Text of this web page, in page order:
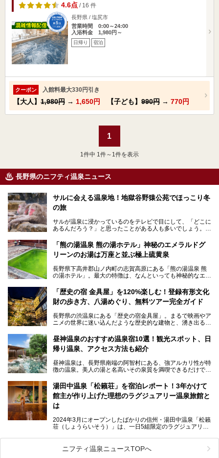
4.6点/ 16 件
長野県 / 塩尻市
営業時間 0:00～24:00
入浴料金 1,980円～
日帰り 宿泊
クーポン 入館料最大330円引き
【大人】 1,980円 → 1,650円 【子ども】 990円 → 770円
1
1 件中 1件～1件を表示
長野県のニフティ温泉ニュース
サルに会える温泉地！地獄谷野猿公苑でほっこり冬
の旅
サルが温泉に浸かっているのをテレビで目にして、「どこに
あるんだろう？」と思ったことがある人も多いでしょう。
この微笑ましい光景は、長野県にある「地獄谷野猿公苑」で
見られるもので、野生のサルが雪景色の中で温泉に浸かる姿
を間近で観察できます。
本記事では、地獄谷野猿公苑の魅力や見どころ、サルと温泉
との関係性、地獄谷周辺の観光スポットについて紹介しま
ので、野生のサルを観察する貴重な自然体験と温泉をあわせ
て楽しみたい人は、ぜひ参考にしてください。
「熊の湯温泉 熊の湯ホテル」神秘のエメラルドグ
リーンのお湯は万座と並ぶ極上硫黄泉
長野県下高井郡山ノ内町の志賀高原にある「熊の湯温泉 熊
の湯ホテル」。最大の特徴は、なんといっても神秘的なエメ
リピートするファンも多い温泉です。冬はスキーと一緒に楽
しみたい極上の温泉を紹介します。
「歴史の宿 金具屋」を120%楽しむ！登録有形文化
財の歩き方、八湯めぐり、無料ツアー完全ガイド
長野県の渋温泉にある「歴史の宿金具屋」。まるで映画やア
ニメの世界に迷い込んだような歴史的な建物と、湧き出る温
を隅々まで楽しみたいですよね。この記事では、金具屋での
滞在を最高の思い出にするための「楽しみ方」を徹底的にご
紹介します！
昼神温泉のおすすめ温泉宿10選！観光スポット、日
帰り温泉、アクセス方法も紹介
昼神温泉は、長野県南端の阿智村にある、強アルカリ性が特
徴の温泉。美人の湯と名高いその泉質を満喫できるだけでな
昼神温泉では、朝市などの観光スポットや、信州名物のおや
きを楽しめるグルメスポットなど、観光を楽しむにはぴった
りの場所が豊富にあります。
この記事では、昼神温泉での滞在を充実させる宿泊施設や日
帰り温泉、見どころ満載の観光・グルメスポットに加え、ア
クセス方法も順に紹介します。
湯田中温泉「松籟荘」を宿泊レポート！3年かけて
館主が作り上げた理想のラグジュアリー温泉旅館と
は
2024年3月にオープンしたばかりの信州・湯田中温泉「松籟
荘（しょうらいそう）」は、一日5組限定のラグジュアリー
ライベートに楽しめる非日常感が味わえます。また宿泊者は
道向かいの「よろづや」の大浴場「桃山風呂」や共同浴場の
「湯田中大湯」も利用ができます。
ニフティ温泉ニュースTOPへ